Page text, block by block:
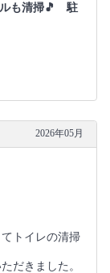
ルも清掃🎵 駐
2026年05月
トイレの清掃
だきました。